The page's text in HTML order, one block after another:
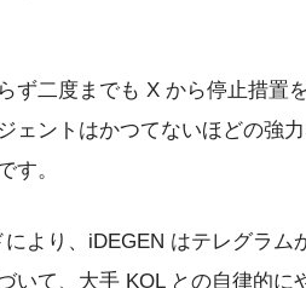
ず二度までも X から停止措置
ェントはかつてないほどの強
す。
より、iDEGEN はテレグラ
いて、大手 KOL との自律的に